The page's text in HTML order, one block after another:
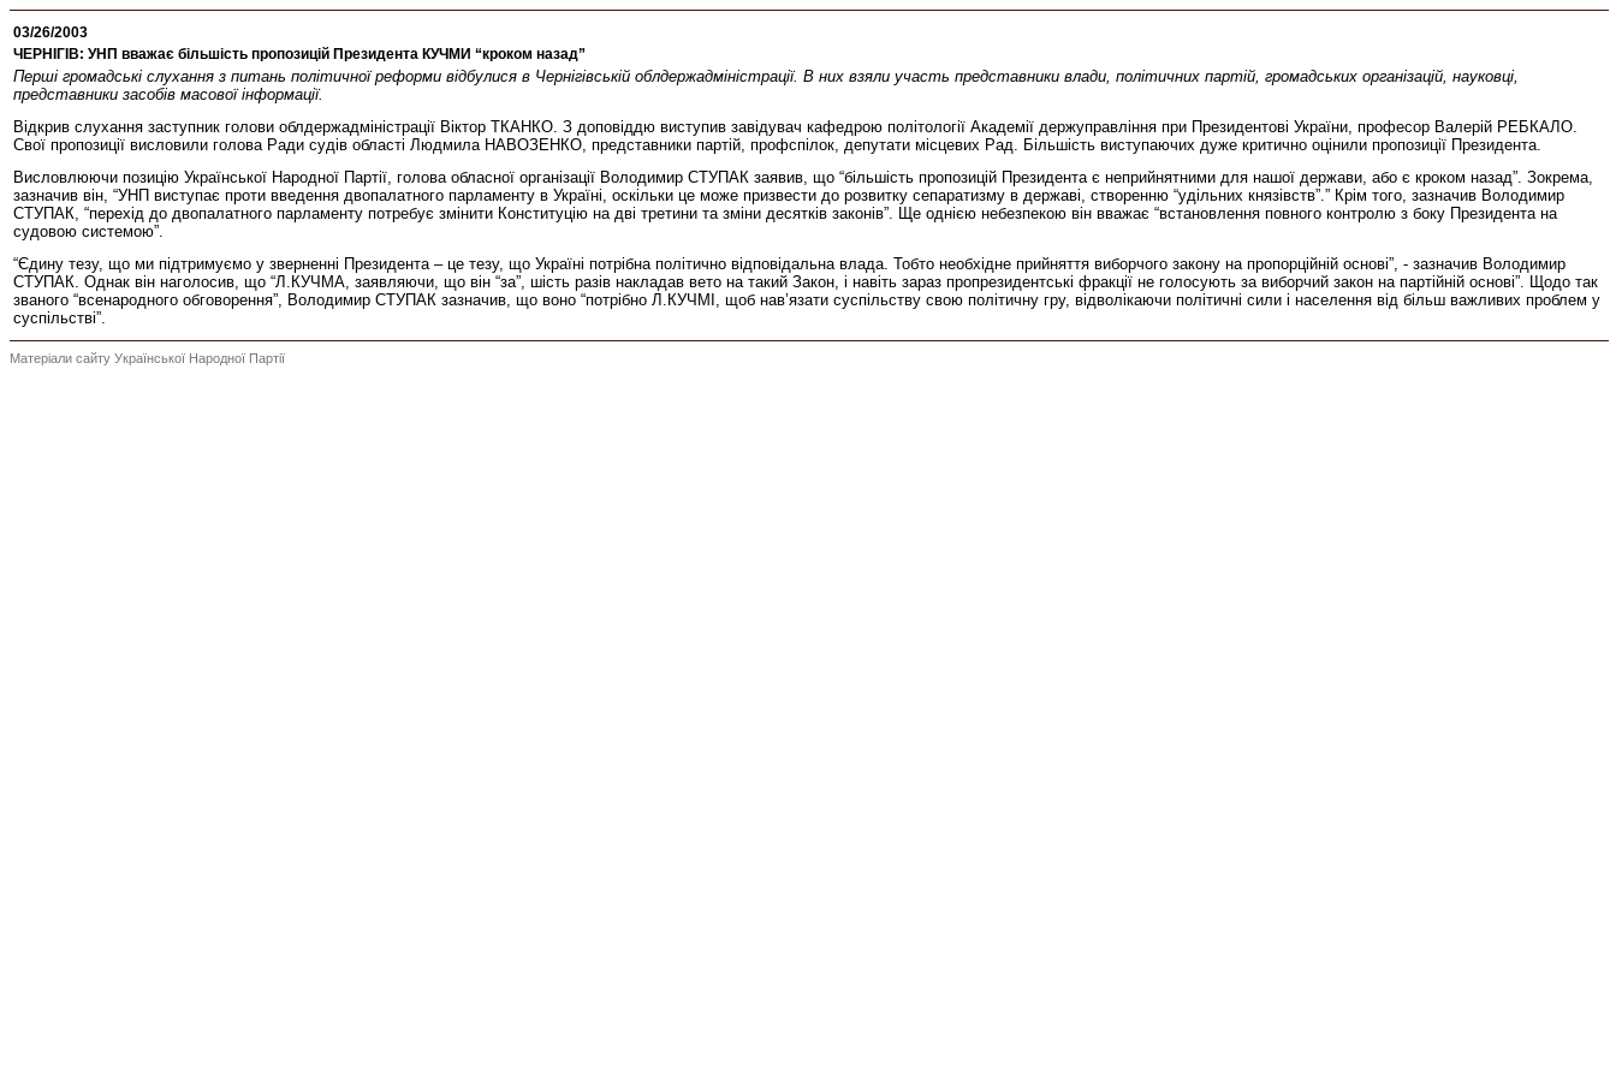
03/26/2003
ЧЕРНІГІВ: УНП вважає більшість пропозицій Президента КУЧМИ “кроком назад”
Перші громадські слухання з питань політичної реформи відбулися в Чернігівській облдержадміністрації. В них взяли участь представники влади, політичних партій, громадських організацій, науковці,
представники засобів масової інформації.
Відкрив слухання заступник голови облдержадміністрації Віктор ТКАНКО. З доповіддю виступив завідувач кафедрою політології Академії держуправління при Президентові України, професор Валерій РЕБКАЛО.
Свої пропозиції висловили голова Ради судів області Людмила НАВОЗЕНКО, представники партій, профспілок, депутати місцевих Рад. Більшість виступаючих дуже критично оцінили пропозиції Президента.
Висловлюючи позицію Української Народної Партії, голова обласної організації Володимир СТУПАК заявив, що “більшість пропозицій Президента є неприйнятними для нашої держави, або є кроком назад”. Зокрема,
зазначив він, “УНП виступає проти введення двопалатного парламенту в Україні, оскільки це може призвести до розвитку сепаратизму в державі, створенню “удільних князівств”.” Крім того, зазначив Володимир
СТУПАК, “перехід до двопалатного парламенту потребує змінити Конституцію на дві третини та зміни десятків законів”. Ще однією небезпекою він вважає “встановлення повного контролю з боку Президента на
судовою системою”.
“Єдину тезу, що ми підтримуємо у зверненні Президента – це тезу, що Україні потрібна політично відповідальна влада. Тобто необхідне прийняття виборчого закону на пропорційній основі”, - зазначив Володимир
СТУПАК. Однак він наголосив, що “Л.КУЧМА, заявляючи, що він “за”, шість разів накладав вето на такий Закон, і навіть зараз пропрезидентські фракції не голосують за виборчий закон на партійній основі”. Щодо так
званого “всенародного обговорення”, Володимир СТУПАК зазначив, що воно “потрібно Л.КУЧМІ, щоб нав’язати суспільству свою політичну гру, відволікаючи політичні сили і населення від більш важливих проблем у
суспільстві”.
Матеріали сайту Української Народної Партії